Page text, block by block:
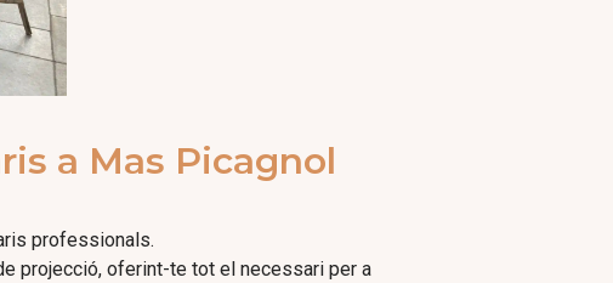
a Mas Picagnol
professionals.
projecció, oferint-te tot el necessari per a